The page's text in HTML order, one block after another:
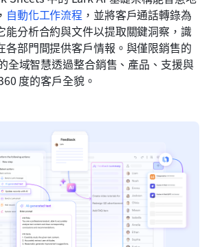
自動化工作流程 ，並將客戶通話轉錄為
能分析合約與文件以提取關鍵洞察，識
各部門間提供客戶情報。與僅限銷售的
全域智慧透過整合銷售、產品、支援與
度的客戶全貌。